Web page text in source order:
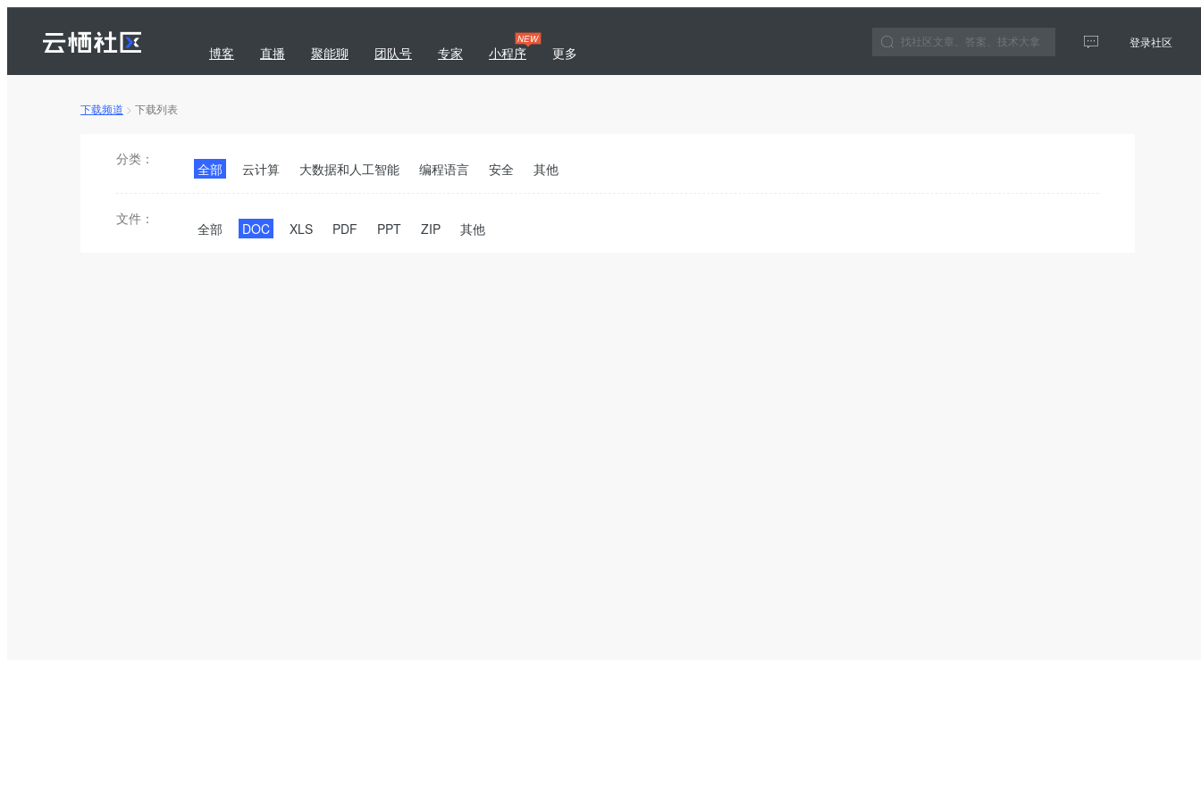
登录社区
博客 直播 聚能聊 团队号 专家 小程序
NEW
更多
下载频道 > 下载列表
分类：
全部 云计算 大数据和人工智能 编程语言 安全 其他
文件：
全部 DOC XLS PDF PPT ZIP 其他